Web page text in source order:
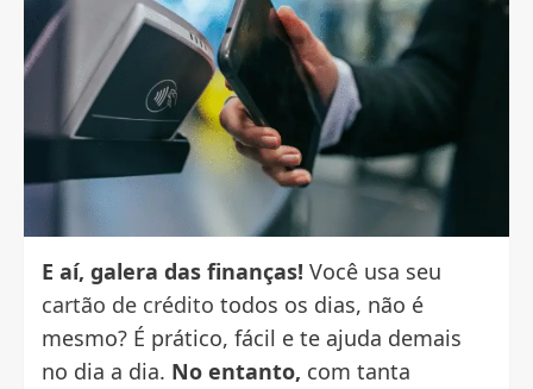
E aí, galera das finanças! Você usa seu
cartão de crédito todos os dias, não é
mesmo? É prático, fácil e te ajuda demais
no dia a dia. No entanto, com tanta